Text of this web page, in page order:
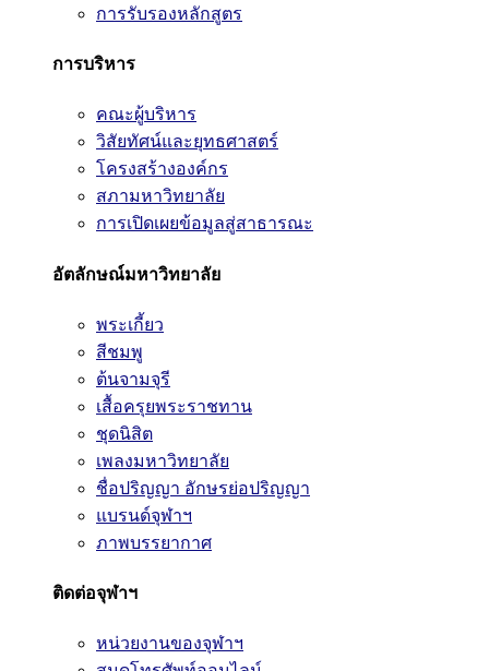
การรับรองหลักสูตร
การบริหาร
คณะผู้บริหาร
วิสัยทัศน์และยุทธศาสตร์
โครงสร้างองค์กร
สภามหาวิทยาลัย
การเปิดเผยข้อมูลสู่สาธารณะ
อัตลักษณ์มหาวิทยาลัย
พระเกี้ยว
สีชมพู
ต้นจามจุรี
เสื้อครุยพระราชทาน
ชุดนิสิต
เพลงมหาวิทยาลัย
ชื่อปริญญา อักษรย่อปริญญา
แบรนด์จุฬาฯ
ภาพบรรยากาศ
ติดต่อจุฬาฯ
หน่วยงานของจุฬาฯ